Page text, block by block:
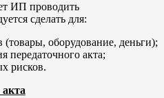
ИП проводить
сделать для:
(товары, оборудование, деньги);
передаточного акта;
рисков.
акта